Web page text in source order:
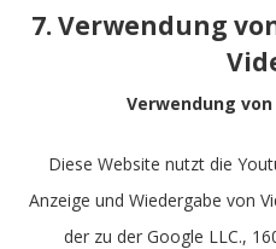
7. Verwendung
Verwendung
Diese Website nutzt die
Anzeige und Wiedergabe von
der zu der Google LLC.,